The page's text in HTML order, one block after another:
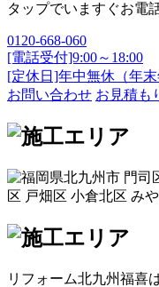
タップでいますぐお電
0120-668-060
[電話受付]9:00～18:00
[定休日]年中無休（年
お問い合わせ お見積も
リフォーム北九州福喜